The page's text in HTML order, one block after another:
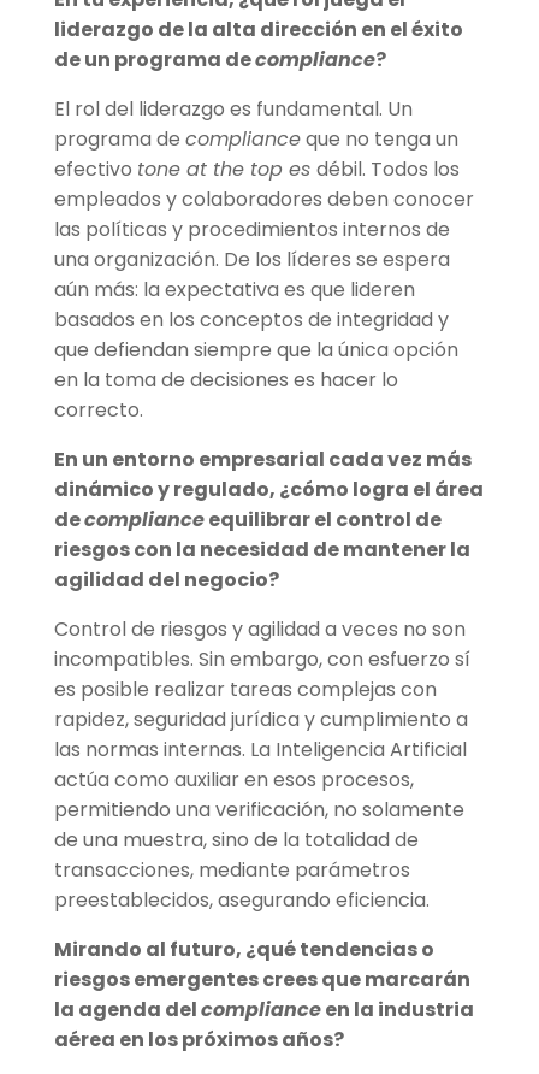
liderazgo de la alta dirección en el éxito
de un programa decompliance?
El rol del liderazgo es fundamental. Un
programa de complianceque no tenga un
efectivo tone at the top es débil. Todos los
empleados y colaboradores deben conocer
las políticas y procedimientos internos de
una organización. De los líderes se espera
aún más: la expectativa es que lideren
basados en los conceptos de integridad y
que defiendan siempre que la única opción
en la toma de decisiones es hacer lo
correcto.
En un entorno empresarial cada vez más
dinámico y regulado, ¿cómo logra el área
decomplianceequilibrar el control de
riesgos con la necesidad de mantener la
agilidad del negocio?
Control de riesgos y agilidad a veces no son
incompatibles. Sin embargo, con esfuerzo sí
es posible realizar tareas complejas con
rapidez, seguridad jurídica y cumplimiento a
las normas internas. La Inteligencia Artificial
actúa como auxiliar en esos procesos,
permitiendo una verificación, no solamente
de una muestra, sino de la totalidad de
transacciones, mediante parámetros
preestablecidos, asegurando eficiencia.
Mirando al futuro, ¿qué tendencias o
riesgos emergentes crees que marcarán
la agenda delcomplianceen la industria
aérea en los próximos años?